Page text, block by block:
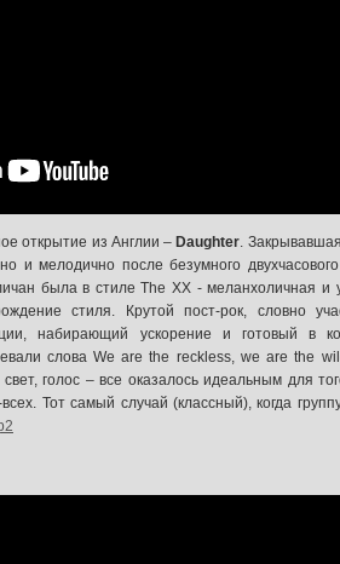
открытие из Англии – Daughter.
и мелодично после безумного
была в стиле The XX - меланхоличная
стиля. Крутой пост-рок, словно
набирающий ускорение и готовый в
слова We are the reckless, we are the
голос – все оказалось идеальным для
Тот самый случай (классный), когда